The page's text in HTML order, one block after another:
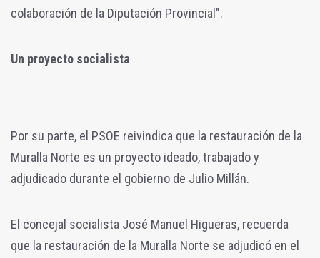
colaboración de la Diputación Provincial".
Un proyecto socialista
Por su parte, el PSOE reivindica que la restauración de la
Muralla Norte es un proyecto ideado, trabajado y
adjudicado durante el gobierno de Julio Millán.
El concejal socialista José Manuel Higueras, recuerda
que la restauración de la Muralla Norte se adjudicó en el